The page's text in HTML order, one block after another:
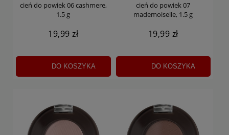
cień do powiek 06 cashmere,
1.5 g
19,99 zł
DO KOSZYKA
cień do powiek 07
mademoiselle, 1.5 g
19,99 zł
DO KOSZYKA